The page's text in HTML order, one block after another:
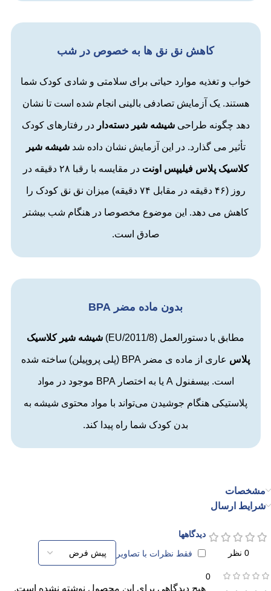
بدون ماده مضر BPA
مطابق با دستورالعمل (2011/8/EU
) شیشه شیر کلاسیک
پلاس عاری از ماده ی مضر BPA (پلی پروپیلن) ساخته شده
است. بیسفنول A یا به اختصار BPA موجود در مواد
پلاستیکی هنگام جوشیدن می‌تواند با مواد محتوی شیشه به
بدن کودک شما راه پیدا کند.
کاهش نق نق ها به خصوص در شب
خواب و تغذیه موارد حیاتی برای سلامتی و شادی کودک شما
هستند. یک آزمایش تصادفی بالینی انجام شده است تا نشان
دهد چگونه طراحیشیشه شیر دسته‌دار در رفتارهای کودک
تأثیر می گذارد. در این آزمایش نشان داده شدشیشه شیر
کلاسیک پلاس فیلیپس اونت در مقایسه با رقبا ۲۸ دقیقه در
روز (۴۶ دقیقه در مقابل ۷۴ دقیقه) میزان نق نق کودک را
کاهش می دهد. این موضوع مخصوصا در هنگام شب بیشتر
صادق است.
مشخصات
شرایط ارسال
0 نظر
0
دیدگاهها
فقط نظرات با تصاویر
هیچ دیدگاهی برای این محصول نوشته نشده است.